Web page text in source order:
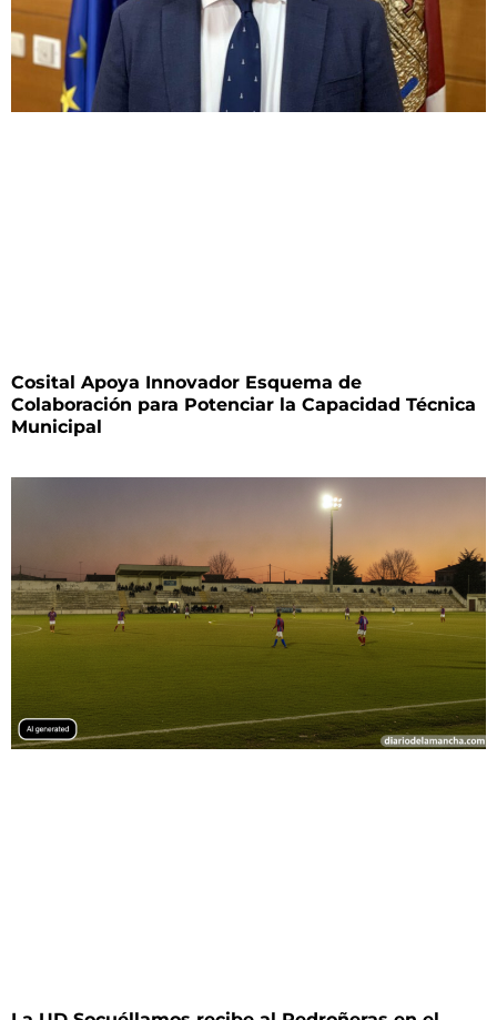
Cosital Apoya Innovador Esquema de
Colaboración para Potenciar la Capacidad Técnica
Municipal